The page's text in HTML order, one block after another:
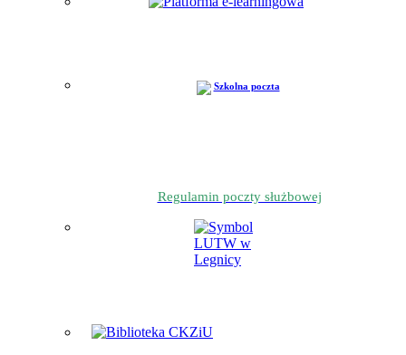
Regulamin poczty służbowej